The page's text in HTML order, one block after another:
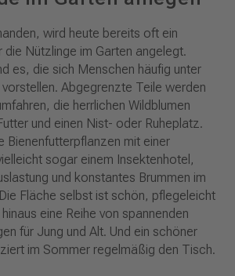
wird heute bereits oft ein
die Nützlinge im Garten angelegt.
es, die sich Menschen häufig unter
Abgegrenzte Teile werden
die herrlichen Wildblumen
und einen Nist- oder Ruheplatz.
Bienenfutterpflanzen mit einer
sogar einem Insektenhotel,
und konstantes Brummen im
Fläche selbst ist schön, pflegeleicht
eine Reihe von spannenden
für Jung und Alt. Und ein schöner
im Sommer regelmäßig den Tisch.